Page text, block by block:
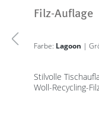
Filz-Auflage
Farbe: Lagoon |
Stilvolle
Woll-Recycling-